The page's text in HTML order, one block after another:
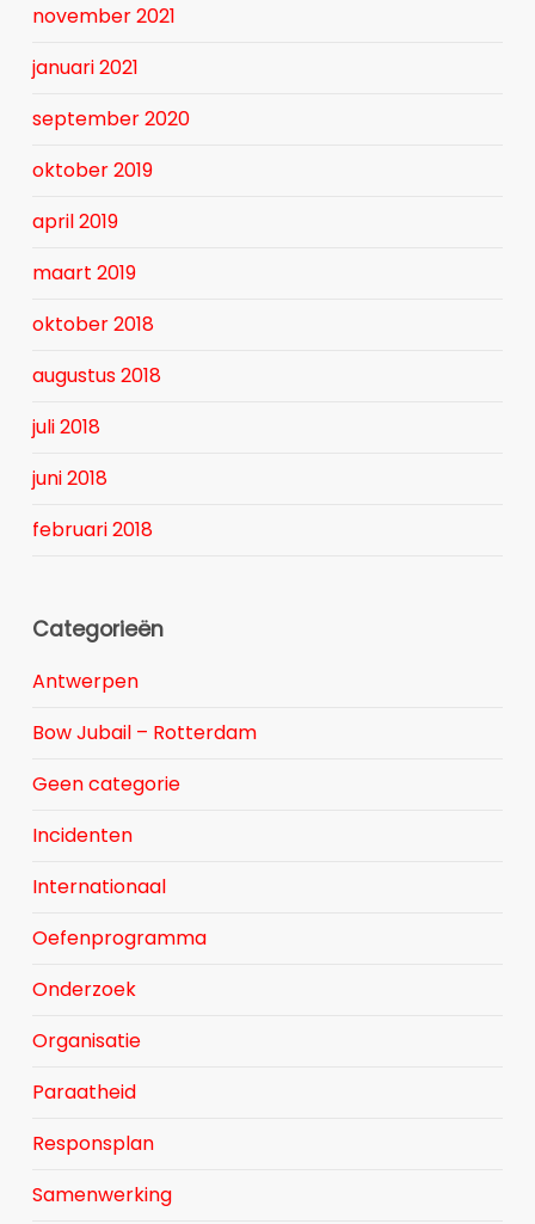
november 2021
januari 2021
september 2020
oktober 2019
april 2019
maart 2019
oktober 2018
augustus 2018
juli 2018
juni 2018
februari 2018
Categorieën
Antwerpen
Bow Jubail – Rotterdam
Geen categorie
Incidenten
Internationaal
Oefenprogramma
Onderzoek
Organisatie
Paraatheid
Responsplan
Samenwerking